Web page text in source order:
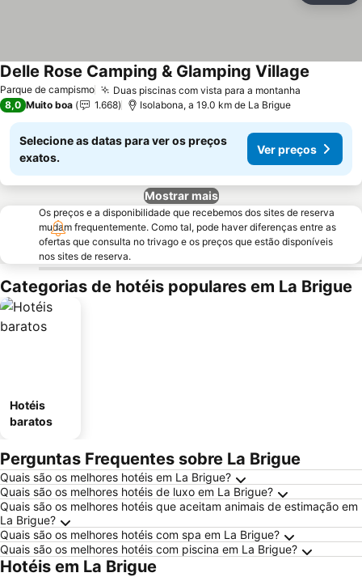
Parque de campismo Duas piscinas com vista para a montanha
Delle Rose Camping & Glamping Village
8,0 Muito boa 1.668 Isolabona, a 19.0 km de La Brigue
Selecione as datas para ver os preços
exatos.
Ver preços
Mostrar mais
Os preços e a disponibilidade que recebemos dos sites de reserva
mudam frequentemente. Como tal, pode haver diferenças entre as
ofertas que consulta no trivago e os preços que estão disponíveis
nos sites de reserva.
Categorias de hotéis populares em La Brigue
Hotéis
baratos
Perguntas Frequentes sobre La Brigue
Quais são os melhores hotéis em La Brigue?
Quais são os melhores hotéis de luxo em La Brigue?
Quais são os melhores hotéis que aceitam animais de estimação em
La Brigue?
Quais são os melhores hotéis com spa em La Brigue?
Quais são os melhores hotéis com piscina em La Brigue?
Hotéis em La Brigue